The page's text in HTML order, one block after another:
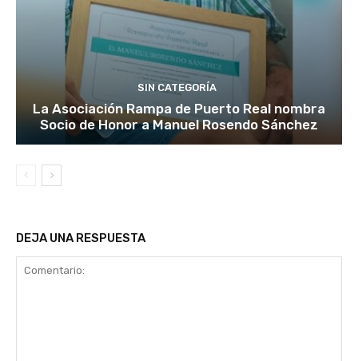
SIN CATEGORÍA
La Asociación Rampa de Puerto Real nombra
Socio de Honor a Manuel Rosendo Sánchez
DEJA UNA RESPUESTA